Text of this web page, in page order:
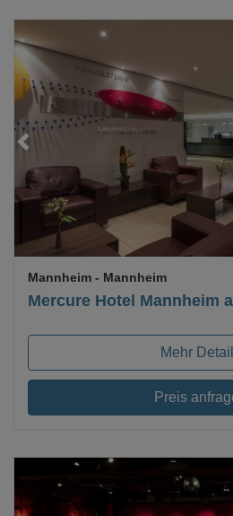
Loading...
Mercure Hotel Mannheim
Mannheim - Mannheim
Mehr
Preis